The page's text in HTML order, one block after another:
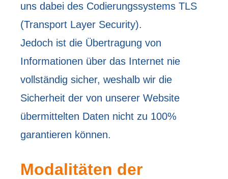
uns dabei des Codierungssystems TLS
(Transport Layer Security).
Jedoch ist die Übertragung von
Informationen über das Internet nie
vollständig sicher, weshalb wir die
Sicherheit der von unserer Website
übermittelten Daten nicht zu 100%
garantieren können.
Modalitäten der